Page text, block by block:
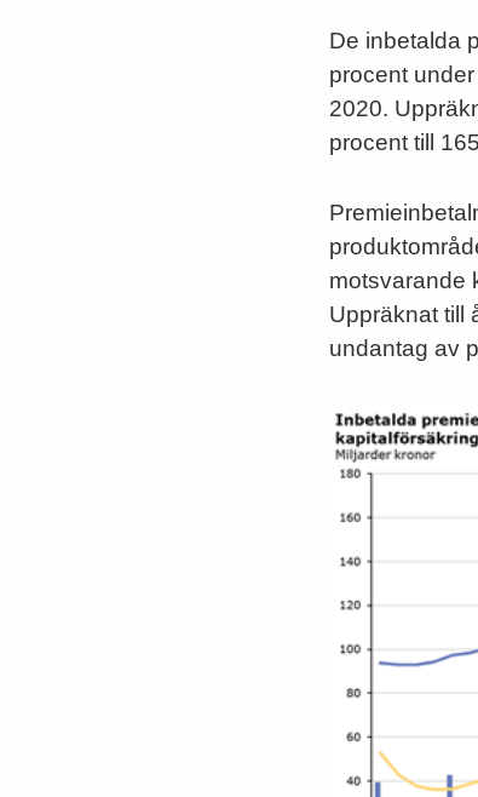
De inbetalda
procent
2020.
procent till
motsvarande
Uppräknat till
undantag av